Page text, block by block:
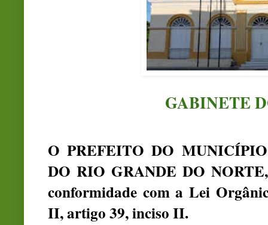
GABINETE
O PREFEITO DO
DO RIO GRANDE DO
conformidade com a Lei
II, artigo 39, inciso II.